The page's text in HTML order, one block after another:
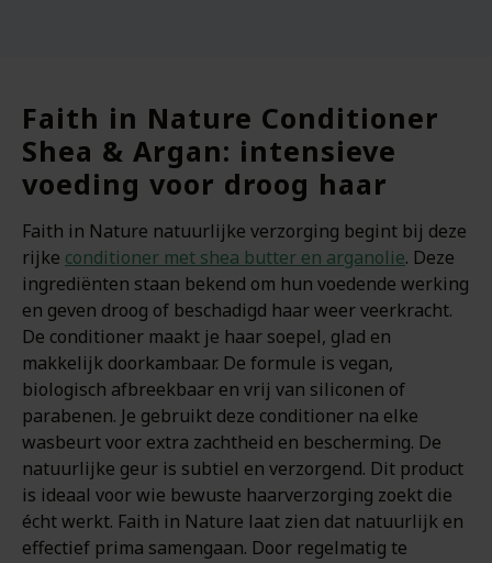
Faith in Nature Conditioner
Shea & Argan: intensieve
voeding voor droog haar
Faith in Nature natuurlijke verzorging begint bij deze
rijke conditioner met shea butter en arganolie. Deze
ingrediënten staan bekend om hun voedende werking
en geven droog of beschadigd haar weer veerkracht.
De conditioner maakt je haar soepel, glad en
makkelijk doorkambaar. De formule is vegan,
biologisch afbreekbaar en vrij van siliconen of
parabenen. Je gebruikt deze conditioner na elke
wasbeurt voor extra zachtheid en bescherming. De
natuurlijke geur is subtiel en verzorgend. Dit product
is ideaal voor wie bewuste haarverzorging zoekt die
écht werkt. Faith in Nature laat zien dat natuurlijk en
effectief prima samengaan. Door regelmatig te